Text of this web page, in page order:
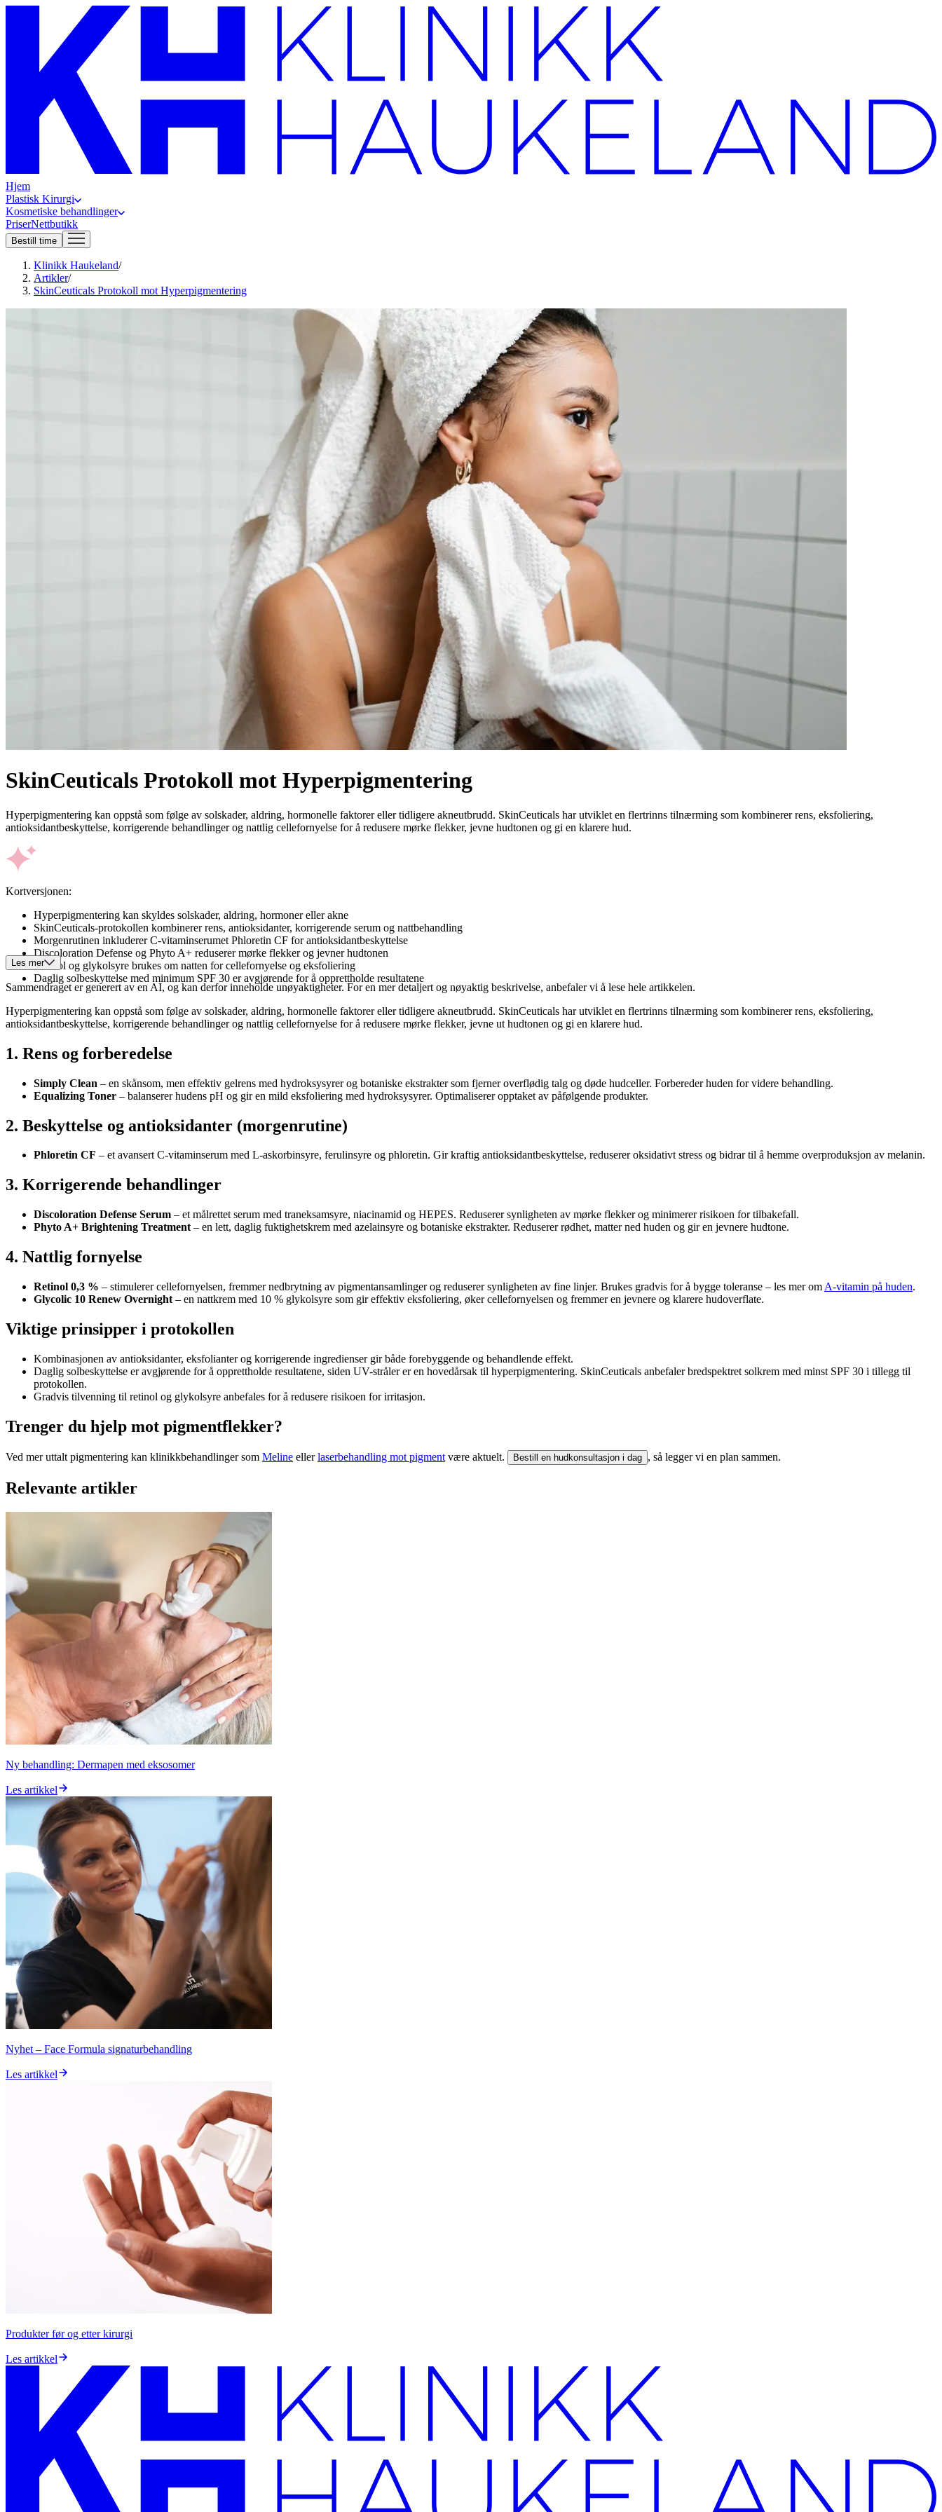
Hjem
Plastisk Kirurgi
Kosmetiske behandlinger
PriserNettbutikk
Bestill time
Klinikk Haukeland/
Artikler/
SkinCeuticals Protokoll mot Hyperpigmentering
SkinCeuticals Protokoll mot Hyperpigmentering
Hyperpigmentering kan oppstå som følge av solskader, aldring, hormonelle faktorer eller tidligere akneutbrudd. SkinCeuticals har utviklet en flertrinns tilnærming som kombinerer rens, eksfoliering,
antioksidantbeskyttelse, korrigerende behandlinger og nattlig cellefornyelse for å redusere mørke flekker, jevne hudtonen og gi en klarere hud.
Kortversjonen:
Hyperpigmentering kan skyldes solskader, aldring, hormoner eller akne
SkinCeuticals-protokollen kombinerer rens, antioksidanter, korrigerende serum og nattbehandling
Morgenrutinen inkluderer C-vitaminserumet Phloretin CF for antioksidantbeskyttelse
Discoloration Defense og Phyto A+ reduserer mørke flekker og jevner hudtonen
Retinol og glykolsyre brukes om natten for cellefornyelse og eksfoliering
Daglig solbeskyttelse med minimum SPF 30 er avgjørende for å opprettholde resultatene
Les mer
Sammendraget er generert av en AI, og kan derfor inneholde unøyaktigheter. For en mer detaljert og nøyaktig beskrivelse, anbefaler vi å lese hele artikkelen.
Hyperpigmentering kan oppstå som følge av solskader, aldring, hormonelle faktorer eller tidligere akneutbrudd. SkinCeuticals har utviklet en flertrinns tilnærming som kombinerer rens, eksfoliering,
antioksidantbeskyttelse, korrigerende behandlinger og nattlig cellefornyelse for å redusere mørke flekker, jevne ut hudtonen og gi en klarere hud.
1. Rens og forberedelse
Simply Clean – en skånsom, men effektiv gelrens med hydroksysyrer og botaniske ekstrakter som fjerner overflødig talg og døde hudceller. Forbereder huden for videre behandling.
Equalizing Toner – balanserer hudens pH og gir en mild eksfoliering med hydroksysyrer. Optimaliserer opptaket av påfølgende produkter.
2. Beskyttelse og antioksidanter (morgenrutine)
Phloretin CF – et avansert C-vitaminserum med L-askorbinsyre, ferulinsyre og phloretin. Gir kraftig antioksidantbeskyttelse, reduserer oksidativt stress og bidrar til å hemme overproduksjon av melanin.
3. Korrigerende behandlinger
Discoloration Defense Serum – et målrettet serum med traneksamsyre, niacinamid og HEPES. Reduserer synligheten av mørke flekker og minimerer risikoen for tilbakefall.
Phyto A+ Brightening Treatment – en lett, daglig fuktighetskrem med azelainsyre og botaniske ekstrakter. Reduserer rødhet, matter ned huden og gir en jevnere hudtone.
4. Nattlig fornyelse
Retinol 0,3 % – stimulerer cellefornyelsen, fremmer nedbrytning av pigmentansamlinger og reduserer synligheten av fine linjer. Brukes gradvis for å bygge toleranse – les mer om A-vitamin på huden.
Glycolic 10 Renew Overnight – en nattkrem med 10 % glykolsyre som gir effektiv eksfoliering, øker cellefornyelsen og fremmer en jevnere og klarere hudoverflate.
Viktige prinsipper i protokollen
Kombinasjonen av antioksidanter, eksfolianter og korrigerende ingredienser gir både forebyggende og behandlende effekt.
Daglig solbeskyttelse er avgjørende for å opprettholde resultatene, siden UV-stråler er en hovedårsak til hyperpigmentering. SkinCeuticals anbefaler bredspektret solkrem med minst SPF 30 i tillegg til
protokollen.
Gradvis tilvenning til retinol og glykolsyre anbefales for å redusere risikoen for irritasjon.
Trenger du hjelp mot pigmentflekker?
Ved mer uttalt pigmentering kan klinikkbehandlinger som Meline ellerlaserbehandling mot pigment være aktuelt. Bestill en hudkonsultasjon i dag , så legger vi en plan sammen.
Relevante artikler
Ny behandling: Dermapen med eksosomer
Les artikkel
Nyhet – Face Formula signaturbehandling
Les artikkel
Produkter før og etter kirurgi
Les artikkel